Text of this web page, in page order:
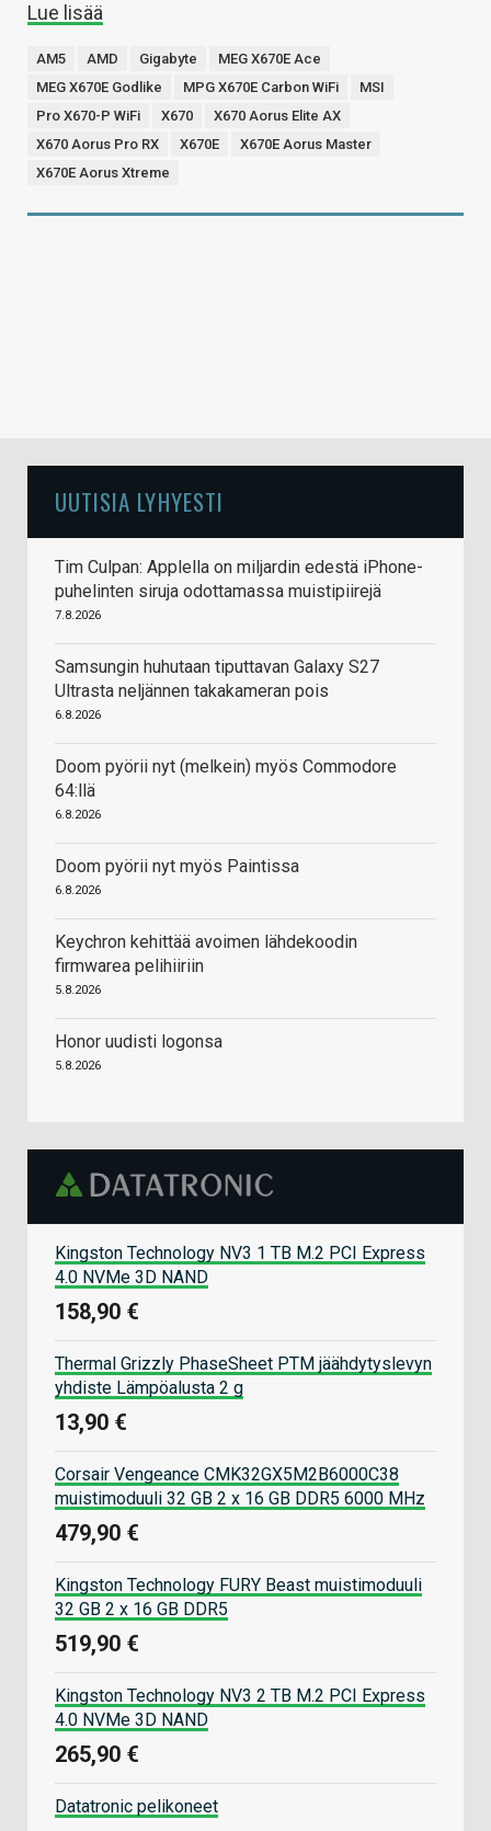
Lue lisää
AM5 AMD Gigabyte
MEG X670E Ace
MEG X670E Godlike
MPG X670E Carbon WiFi
MSI
Pro X670-P WiFi
X670
X670 Aorus Elite AX
X670 Aorus Pro RX
X670E
X670E Aorus Master
X670E Aorus Xtreme
UUTISIA LYHYESTI
Tim Culpan: Applella on miljardin edestä iPhone-
puhelinten siruja odottamassa muistipiirejä
7.8.2026
Samsungin huhutaan tiputtavan Galaxy S27
Ultrasta neljännen takakameran pois
6.8.2026
Doom pyörii nyt (melkein) myös Commodore
64:llä
6.8.2026
Doom pyörii nyt myös Paintissa
6.8.2026
Keychron kehittää avoimen lähdekoodin
firmwarea pelihiiriin
5.8.2026
Honor uudisti logonsa
5.8.2026
Kingston Technology NV3 1 TB M.2 PCI Express
4.0 NVMe 3D NAND
158,90 €
Thermal Grizzly PhaseSheet PTM jäähdytyslevyn
yhdiste Lämpöalusta 2 g
13,90 €
Corsair Vengeance CMK32GX5M2B6000C38
muistimoduuli 32 GB 2 x 16 GB DDR5 6000 MHz
479,90 €
Kingston Technology FURY Beast muistimoduuli
32 GB 2 x 16 GB DDR5
519,90 €
Kingston Technology NV3 2 TB M.2 PCI Express
4.0 NVMe 3D NAND
265,90 €
Datatronic pelikoneet